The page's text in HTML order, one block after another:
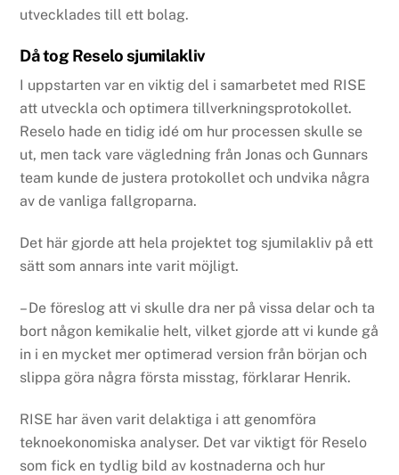
utvecklades till ett bolag.
Då tog Reselo sjumilakliv
I uppstarten var en viktig del i samarbetet med RISE
att utveckla och optimera tillverkningsprotokollet.
Reselo hade en tidig idé om hur processen skulle se
ut, men tack vare vägledning från Jonas och Gunnars
team kunde de justera protokollet och undvika några
av de vanliga fallgroparna.
Det här gjorde att hela projektet tog sjumilakliv på ett
sätt som annars inte varit möjligt.
– De föreslog att vi skulle dra ner på vissa delar och ta
bort någon kemikalie helt, vilket gjorde att vi kunde gå
in i en mycket mer optimerad version från början och
slippa göra några första misstag, förklarar Henrik.
RISE har även varit delaktiga i att genomföra
teknoekonomiska analyser. Det var viktigt för Reselo
som fick en tydlig bild av kostnaderna och hur